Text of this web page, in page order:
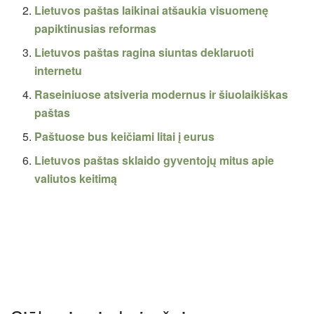
Lietuvos paštas laikinai atšaukia visuomenę
papiktinusias reformas
Lietuvos paštas ragina siuntas deklaruoti
internetu
Raseiniuose atsiveria modernus ir šiuolaikiškas
paštas
Paštuose bus keičiami litai į eurus
Lietuvos paštas sklaido gyventojų mitus apie
valiutos keitimą